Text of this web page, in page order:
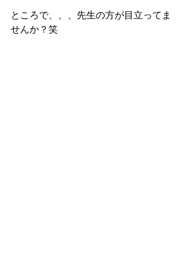
ところで、、、先生の方が目立ってま
せんか？笑